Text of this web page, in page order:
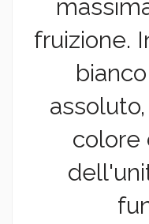
fruizione.
colore